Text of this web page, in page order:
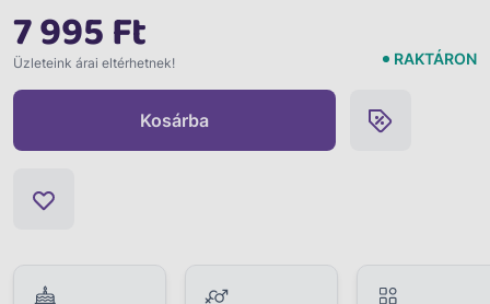
7 995 Ft
Üzleteink árai eltérhetnek! RAKTÁRON
Kosárba